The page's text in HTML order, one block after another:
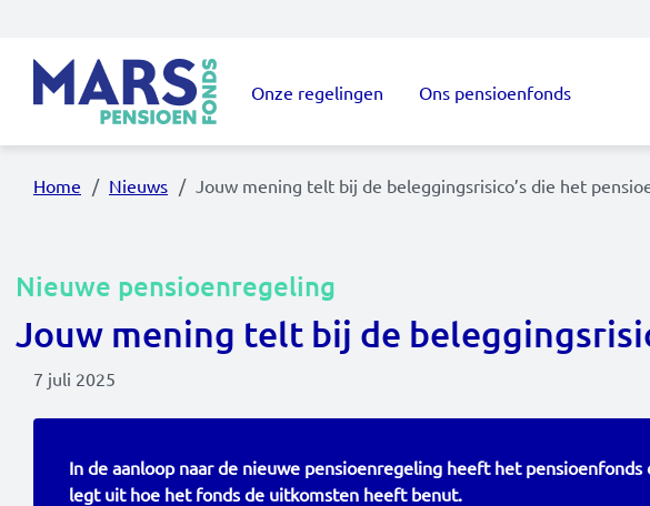
Hoofdnavigatie
Onze regelingen Ons pensioenfonds
Home Nieuws Jouw mening telt bij de beleggingsrisico’s die het
Nieuwe pensioenregeling
Jouw mening telt bij de
7 juli 2025
In de aanloop naar de nieuwe pensioenregeling heeft het
legt uit hoe het fonds de uitkomsten heeft benut.